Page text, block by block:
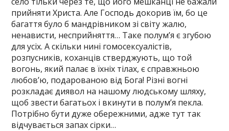
прийняти Христа. Але Господь докорив їм, бо це
багаття було б мандрівником зі світу жалю,
ненависти, несприйняття… Таке полум’я є згубою
для усіх. А скільки нині гомосексуалістів,
розпусників, коханців стверджують, що той
вогонь, який палає в їхніх тілах, є справжньою
любов’ю, подарованою від Бога! Різні вогні
розкладає диявол на нашому людському шляху,
щоб звести багатьох і вкинути в полум’я пекла.
Потрібно бути дуже обережними, адже тут так
відчувається запах сірки…